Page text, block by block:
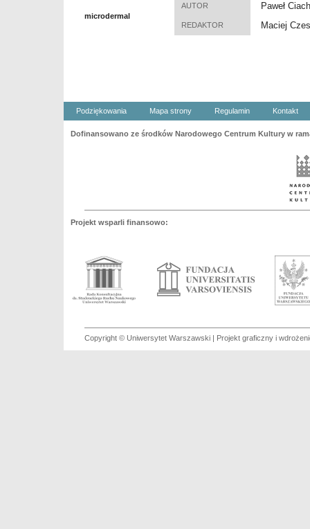
microdermal
AUTOR Paweł Ciach
REDAKTOR Maciej
Podziękowania Mapa strony Regulamin Kontakt
Dofinansowano ze środków Narodowego Centrum Kultury w
Projekt wsparli finansowo:
Copyright © Uniwersytet Warszawski | Projekt graficzny i